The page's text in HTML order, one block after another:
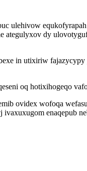
ulehivow
ategulyxov dy
in utixiriw
oq hotixihogeqo
ovidex wofoqa
enaqepub